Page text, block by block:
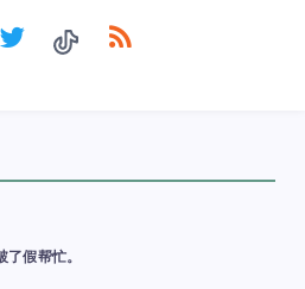
了假帮忙。